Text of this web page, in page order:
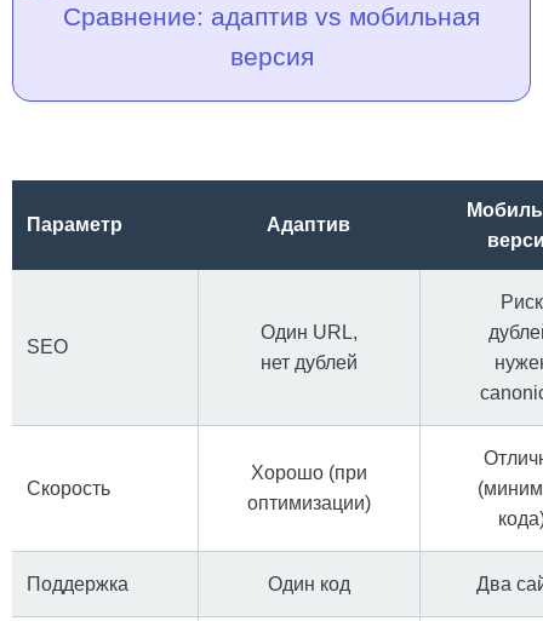
Сравнение: адаптив vs мобильная
версия
Параметр Адаптив
SEO
Один URL,
нет дублей
Риск
Скорость
Хорошо (при
оптимизации)
Поддержка Один код Два